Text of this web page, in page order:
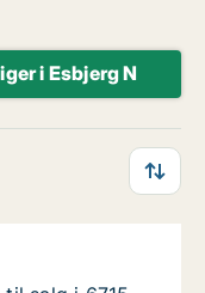
i Esbjerg N
salg i 6715
Esbjerg N,